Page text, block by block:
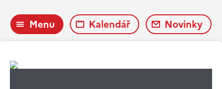
Menu Kalendář Novinky